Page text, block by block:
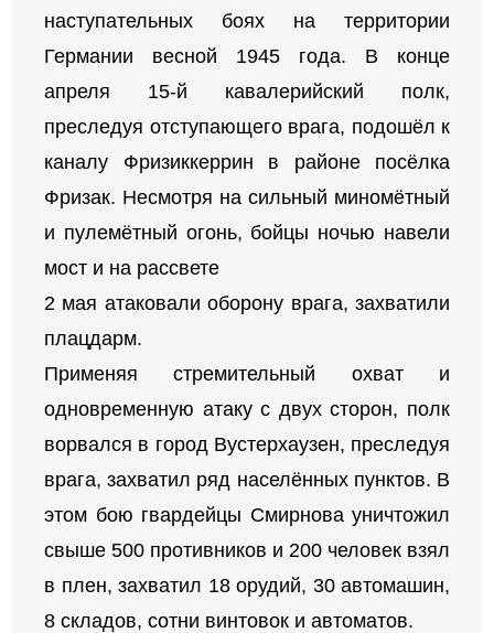
наступательных боях на территории
Германии весной 1945 года. В конце
апреля 15-й кавалерийский полк,
преследуя отступающего врага, подошёл к
каналу Фризиккеррин в районе посёлка
Фризак. Несмотря на сильный миномётный
и пулемётный огонь, бойцы ночью навели
мост и на рассвете
2 мая атаковали оборону врага, захватили
плацдарм.
Применяя стремительный охват и
одновременную атаку с двух сторон, полк
ворвался в город Вустерхаузен, преследуя
врага, захватил ряд населённых пунктов. В
этом бою гвардейцы Смирнова уничтожил
свыше 500 противников и 200 человек взял
в плен, захватил 18 орудий, 30 автомашин,
8 складов, сотни винтовок и автоматов.